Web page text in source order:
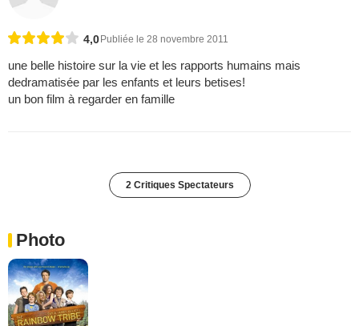
4,0Publiée le 28 novembre 2011
une belle histoire sur la vie et les rapports humains mais
dedramatisée par les enfants et leurs betises!
un bon film à regarder en famille
2 Critiques Spectateurs
Photo